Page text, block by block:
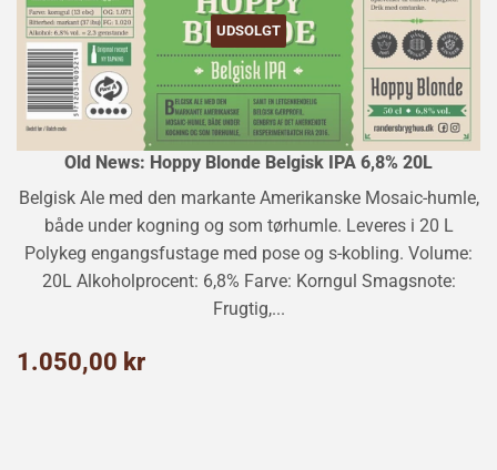
UDSOLGT
Old News: Hoppy Blonde Belgisk IPA 6,8% 20L
Belgisk Ale med den markante Amerikanske Mosaic-humle,
både under kogning og som tørhumle. Leveres i 20 L
Polykeg engangsfustage med pose og s-kobling. Volume:
20L Alkoholprocent: 6,8% Farve: Korngul Smagsnote:
Frugtig,...
Normalpris
1.050,00 kr